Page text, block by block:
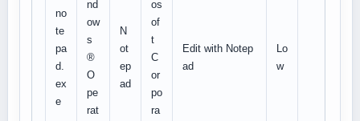
no
te
pa
d.
ex
e
nd
ow
s
®
O
pe
rat
N
ot
ep
ad
os
of
t
C
or
po
ra
Edit with Notep
ad
Lo
w